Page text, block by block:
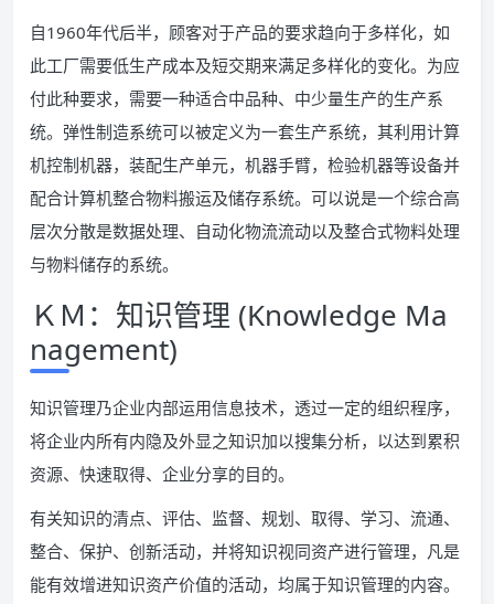
自1960年代后半，顾客对于产品的要求趋向于多样化，如
此工厂需要低生产成本及短交期来满足多样化的变化。为应
付此种要求，需要一种适合中品种、中少量生产的生产系
统。弹性制造系统可以被定义为一套生产系统，其利用计算
机控制机器，装配生产单元，机器手臂，检验机器等设备并
配合计算机整合物料搬运及储存系统。可以说是一个综合高
层次分散是数据处理、自动化物流流动以及整合式物料处理
与物料储存的系统。
ＫＭ：知识管理 (Knowledge Ma
nagement)
知识管理乃企业内部运用信息技术，透过一定的组织程序，
将企业内所有内隐及外显之知识加以搜集分析，以达到累积
资源、快速取得、企业分享的目的。
有关知识的清点、评估、监督、规划、取得、学习、流通、
整合、保护、创新活动，并将知识视同资产进行管理，凡是
能有效增进知识资产价值的活动，均属于知识管理的内容。